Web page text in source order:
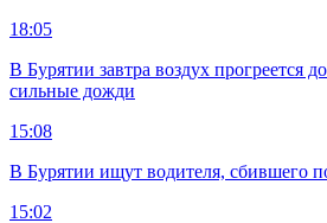
18:05
В Бурятии завтра воздух прогреется
сильные дожди
15:08
В Бурятии ищут водителя, сбившего
15:02